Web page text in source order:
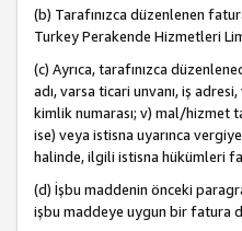
(b) Tarafınızca düzenlenen
Turkey Perakende Hizmetleri
(c) Ayrıca, tarafınızca
adı, varsa ticari unvanı, iş
kimlik numarası; v) mal/hizmet
ise) veya istisna uyarınca
halinde, ilgili istisna hükümleri
(d) İşbu maddenin önceki
işbu maddeye uygun bir fatura